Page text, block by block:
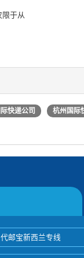
于从
快递公司 杭州国际
代邮宝新西兰专线